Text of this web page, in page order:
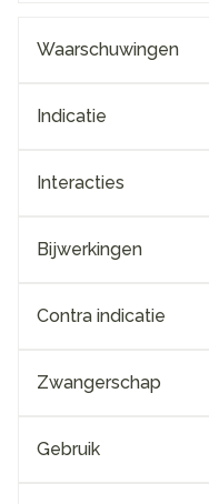
Waarschuwingen
Indicatie
Interacties
Bijwerkingen
Contra indicatie
Zwangerschap
Gebruik